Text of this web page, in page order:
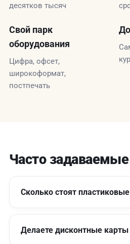
десятков тысяч
Свой парк
оборудования
Цифра, офсет,
широкоформат,
постпечать
Часто
Сколько стоят
Делаете дисконтные